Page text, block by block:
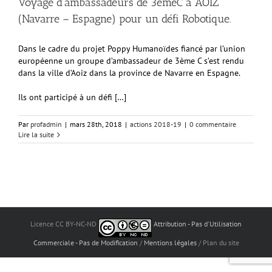
(Navarre – Espagne) pour un défi Robotique.
Dans le cadre du projet Poppy Humanoïdes fiancé par l’union
européenne un groupe d’ambassadeur de 3ème C s’est rendu
dans la ville d’Aoiz dans la province de Navarre en Espagne.
Ils ont participé à un défi […]
Par profadmin | mars 28th, 2018 | actions 2018-19 | 0 commentaire
Lire la suite
Licence CC BY-NC-ND Attribution - Pas d'Utilisation
Commerciale - Pas de Modification / Mentions légales/ Plan du site